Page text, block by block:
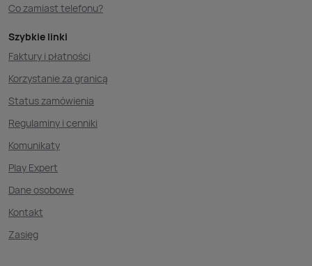
Co zamiast telefonu?
Szybkie linki
Faktury i płatności
Korzystanie za granicą
Status zamówienia
Regulaminy i cenniki
Komunikaty
Play Expert
Dane osobowe
Kontakt
Zasięg